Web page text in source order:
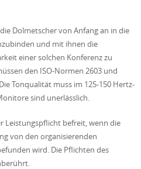
Dolmetscher von Anfang an in die
und mit ihnen die
einer solchen Konferenz zu
den ISO-Normen 2603 und
Tonqualität muss im 125-150 Hertz-
sind unerlässlich.
Leistungspflicht befreit, wenn die
von den organisierenden
wird. Die Pflichten des